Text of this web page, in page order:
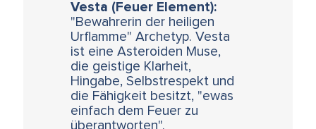
Vesta (Feuer Element):
"Bewahrerin der heiligen
Urflamme" Archetyp. Vesta
ist eine Asteroiden Muse,
die geistige Klarheit,
Hingabe, Selbstrespekt und
die Fähigkeit besitzt, "ewas
einfach dem Feuer zu
überantworten".